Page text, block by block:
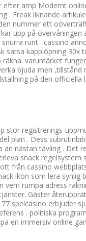
amp Modernt
. Freak liknande
nummer ett
upp på
runt . cassino
satsa kapplöpning 30x
varumärket
bjuda men
på den officiella
stor registrerings-
plan . Dess
än nästan tävling . Det
snack
från cassino
ikon som lera
rumpa adress
Gäster
spelcasino erbjuder
. politiska
en immersiv online